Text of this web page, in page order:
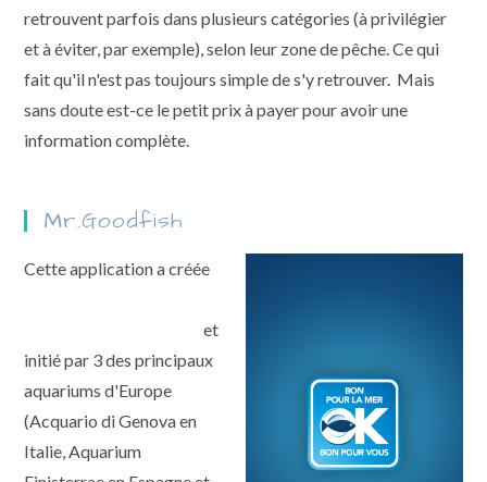
retrouvent parfois dans plusieurs catégories (à privilégier
et à éviter, par exemple), selon leur zone de pêche. Ce qui
fait qu'il n'est pas toujours simple de s'y retrouver. Mais
sans doute est-ce le petit prix à payer pour avoir une
information complète.
Mr.Goodfish
Cette application a créée
et
initié par 3 des principaux
aquariums d'Europe
(Acquario di Genova en
Italie, Aquarium